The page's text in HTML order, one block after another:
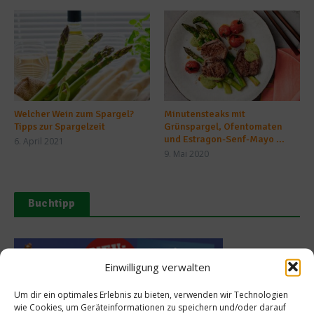
Einwilligung verwalten
Um dir ein optimales Erlebnis zu bieten, verwenden wir Technologien
wie Cookies, um Geräteinformationen zu speichern und/oder darauf
Welcher Wein zum Spargel?
Tipps zur Spargelzeit
6. April 2021
Minutensteaks mit
Grünspargel, Ofentomaten
und Estragon-Senf-Mayo ...
9. Mai 2020
Buchtipp